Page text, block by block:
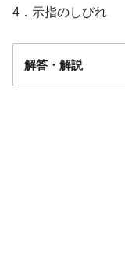
4．示指のしびれ
解答・解説